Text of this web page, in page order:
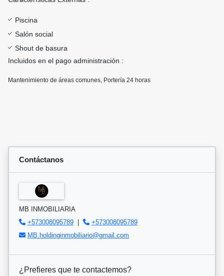
Piscina
Salón social
Shout de basura
Incluidos en el pago administración :
Mantenimiento de áreas comunes, Portería 24 horas
Contáctanos
MB INMOBILIARIA
+573008095789 |
+573008095789
MB.holdinginmobiliario@gmail.com
¿Prefieres que te contactemos?